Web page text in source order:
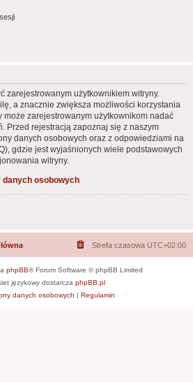
zarejestrowanym użytkownikiem witryny.
a znacznie zwiększa możliwości korzystania
może zarejestrowanym użytkownikom nadać
Przed rejestracją zapoznaj się z naszym
danych osobowych oraz z odpowiedziami na
gdzie jest wyjaśnionych wiele podstawowych
witryny.
danych osobowych
Strefa czasowa UTC+02:00
phpBB® Forum Software © phpBB Limited
językowy dostarcza phpBB.pl
danych osobowych | Regulamin